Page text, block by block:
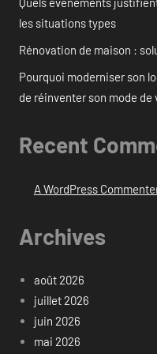
les situations types
Rénovation de maison :
Pourquoi moderniser son
de réinventer son mode de
Recent
A WordPress
Archives
août 2026
juillet 2026
juin 2026
mai 2026